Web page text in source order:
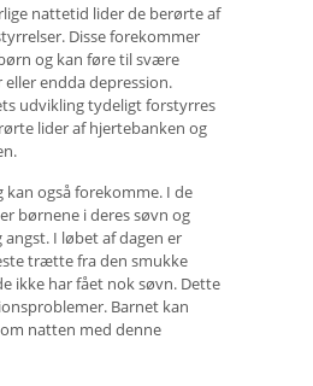
nattetid lider de berørte af
Disse forekommer
og kan føre til svære
eller endda depression.
udvikling tydeligt forstyrres
lider af hjertebanken og
også forekomme. I de
børnene i deres søvn og
I løbet af dagen er
trætte fra den smukke
ikke har fået nok søvn. Dette
Barnet kan
natten med denne